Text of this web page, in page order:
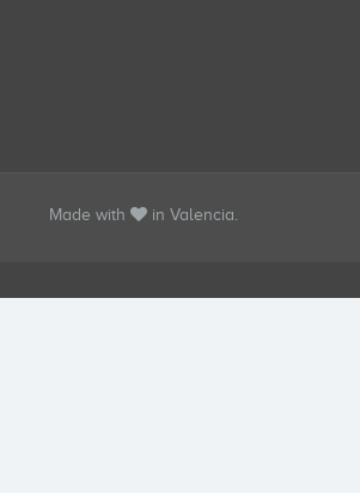
Made with in Valencia.